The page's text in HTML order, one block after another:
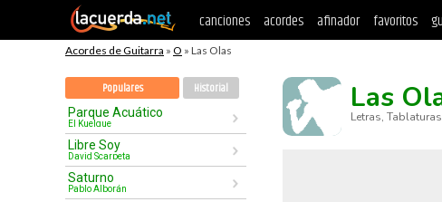
canciones acordes afinador favoritos
Acordes de Guitarra » O » Las Olas
Populares Historial
Parque Acuático
El Kuelgue
Libre Soy
David Scarpeta
Saturno
Pablo Alborán
Las
Letras,